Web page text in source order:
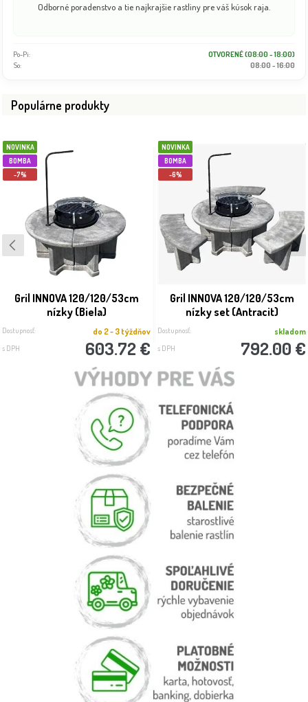
Odborné poradenstvo a tie najkrajšie rastliny pre váš kúsok raja.
Po-Pi:
OTVORENÉ (08:00 - 18:00)
So:
08:00 - 16:00
Populárne produkty
NOVINKA
BOMBA
-7%
Gril INNOVA 120/120/53cm
nízky (Biela)
Dostupnosť: do 2 - 3 týždňov
s DPH 603.72 €
NOVINKA
BOMBA
-6%
Gril INNOVA 120/120/53cm
nízky set (Antracit)
Dostupnosť: skladom
s DPH 792.00 €